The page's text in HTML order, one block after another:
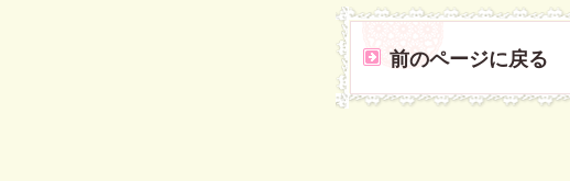
前のページに戻る